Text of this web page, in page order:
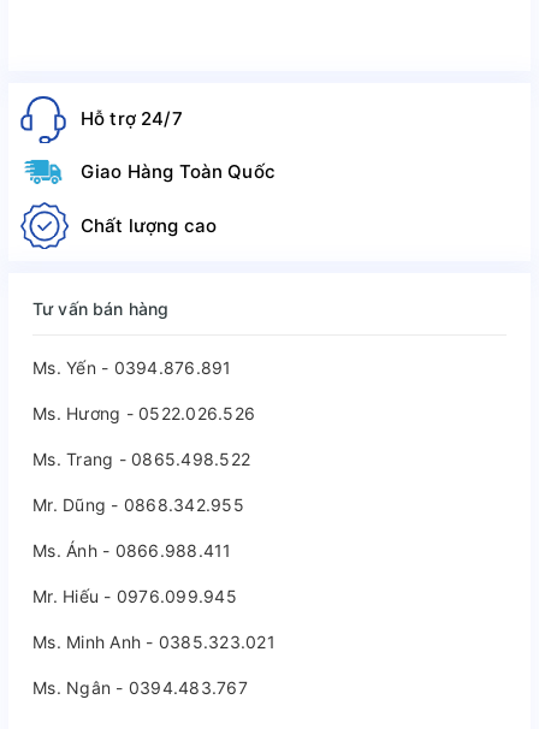
Hỗ trợ 24/7
Giao Hàng Toàn Quốc
Chất lượng cao
Tư vấn bán hàng
Ms. Yến - 0394.876.891
Ms. Hương - 0522.026.526
Ms. Trang - 0865.498.522
Mr. Dũng - 0868.342.955
Ms. Ánh - 0866.988.411
Mr. Hiếu - 0976.099.945
Ms. Minh Anh - 0385.323.021
Ms. Ngân - 0394.483.767